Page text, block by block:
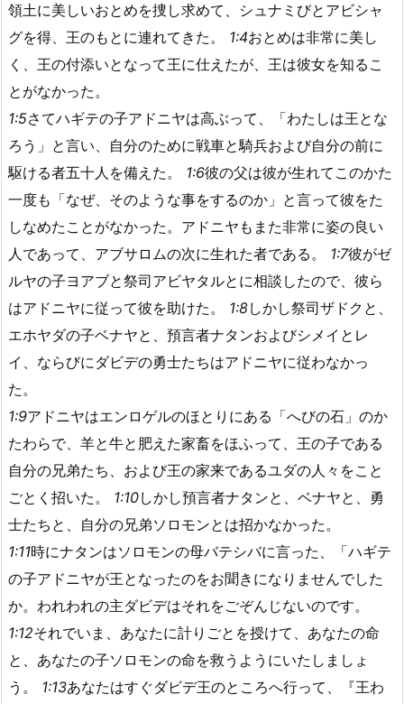
領土に美しいおとめを捜し求めて、シュナミびとアビシャ
グを得、王のもとに連れてきた。 1:4おとめは非常に美し
く、王の付添いとなって王に仕えたが、王は彼女を知るこ
とがなかった。
1:5さてハギテの子アドニヤは高ぶって、「わたしは王とな
ろう」と言い、自分のために戦車と騎兵および自分の前に
駆ける者五十人を備えた。 1:6彼の父は彼が生れてこのかた
一度も「なぜ、そのような事をするのか」と言って彼をた
しなめたことがなかった。アドニヤもまた非常に姿の良い
人であって、アブサロムの次に生れた者である。 1:7彼がゼ
ルヤの子ヨアブと祭司アビヤタルとに相談したので、彼ら
はアドニヤに従って彼を助けた。 1:8 しかし祭司ザドクと、
エホヤダの子ベナヤと、預言者ナタンおよびシメイとレ
イ、ならびにダビデの勇士たちはアドニヤに従わなかっ
た。
1:9アドニヤはエンロゲルのほとりにある「へびの石」のか
たわらで、羊と牛と肥えた家畜をほふって、王の子である
自分の兄弟たち、および王の家来であるユダの人々をこと
ごとく招いた。 1:10しかし預言者ナタンと、ベナヤと、勇
士たちと、自分の兄弟ソロモンとは招かなかった。
1:11時にナタンはソロモンの母バテシバに言った、「ハギテ
の子アドニヤが王となったのをお聞きになりませんでした
か。われわれの主ダビデはそれをごぞんじないのです。
1:12それでいま、あなたに計りごとを授けて、あなたの命
と、あなたの子ソロモンの命を救うようにいたしましょ
う。 1:13あなたはすぐダビデ王のところへ行って、『王わ